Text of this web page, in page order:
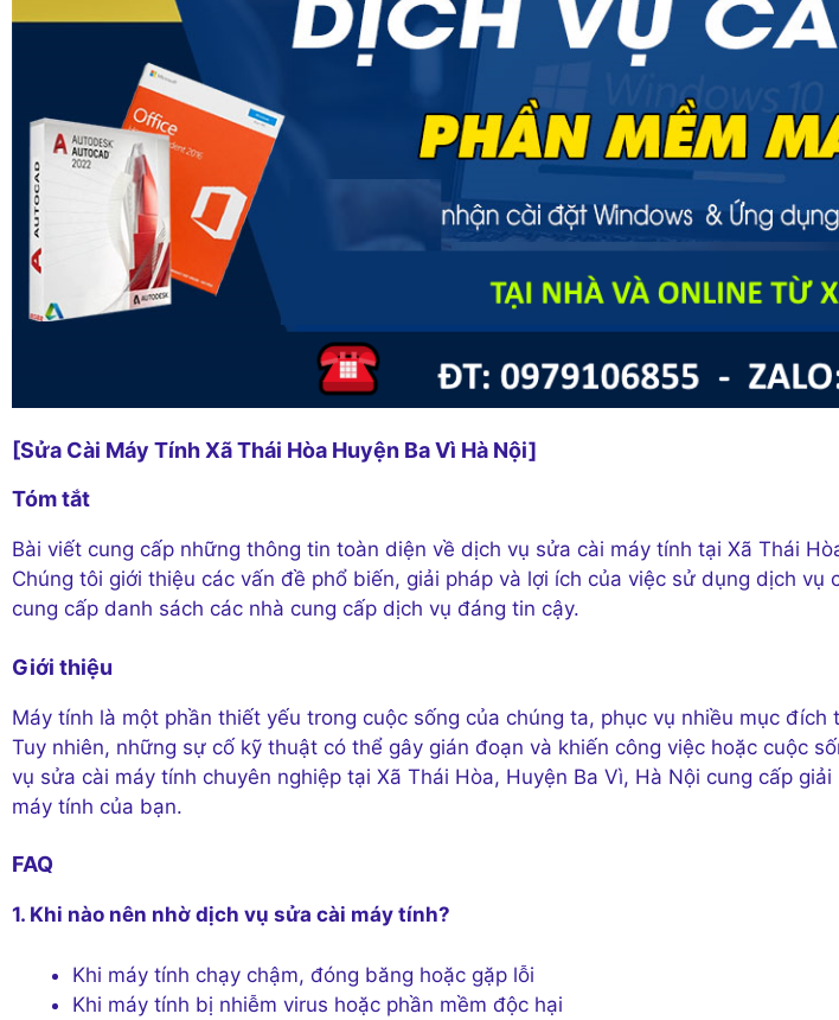
[Sửa Cài Máy Tính Xã Thái Hòa Huyện Ba Vì Hà Nội]
Tóm tắt
Bài viết cung cấp những thông tin toàn diện về dịch vụ sửa cài máy tính tại Xã Thái
Chúng tôi giới thiệu các vấn đề phổ biến, giải pháp và lợi ích của việc sử dụng dịch vụ
cung cấp danh sách các nhà cung cấp dịch vụ đáng tin cậy.
Giới thiệu
Máy tính là một phần thiết yếu trong cuộc sống của chúng ta, phục vụ nhiều mục đích
Tuy nhiên, những sự cố kỹ thuật có thể gây gián đoạn và khiến công việc hoặc cuộc
vụ sửa cài máy tính chuyên nghiệp tại Xã Thái Hòa, Huyện Ba Vì, Hà Nội cung cấp
máy tính của bạn.
FAQ
1. Khi nào nên nhờ dịch vụ sửa cài máy tính?
Khi máy tính chạy chậm, đóng băng hoặc gặp lỗi
Khi máy tính bị nhiễm virus hoặc phần mềm độc hại